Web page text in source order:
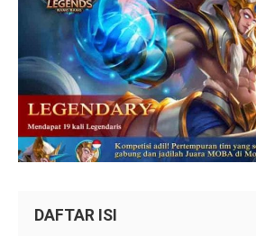
DAFTAR ISI